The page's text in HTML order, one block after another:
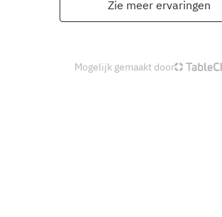
Zie meer ervaringen
Mogelijk gemaakt door